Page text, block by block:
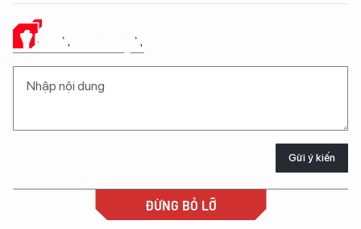
Ý KIẾN CỦA BẠN
Gửi ý kiến
ĐỪNG BỎ LỠ